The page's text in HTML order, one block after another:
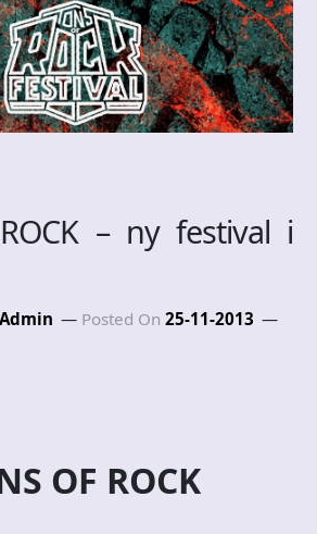
– ny festival i
Posted On 25-11-2013
OF ROCK